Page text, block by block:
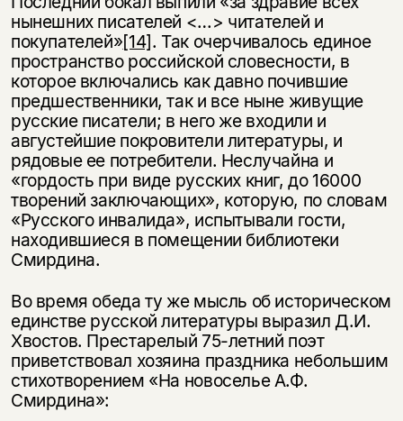
нынешних писателей <…> читателей и
покупателей»[14]. Так очерчивалось единое
пространство российской словесности, в
которое включались как давно почившие
предшественники, так и все ныне живущие
русские писатели; в него же входили и
августейшие покровители литературы, и
рядовые ее потребители. Неслучайна и
«гордость при виде русских книг, до 16000
творений заключающих», которую, по словам
«Русского инвалида», испытывали гости,
находившиеся в помещении библиотеки
Смирдина.
Во время обеда ту же мысль об историческом
единстве русской литературы выразил Д.И.
Хвостов. Престарелый 75-летний поэт
приветствовал хозяина праздника небольшим
стихотворением «На новоселье А.Ф.
Смирдина»: